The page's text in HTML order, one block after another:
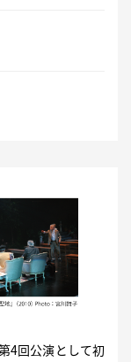
4回公演として初